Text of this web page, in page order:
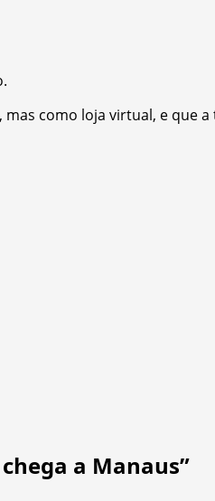
como loja virtual, e que
a Manaus”